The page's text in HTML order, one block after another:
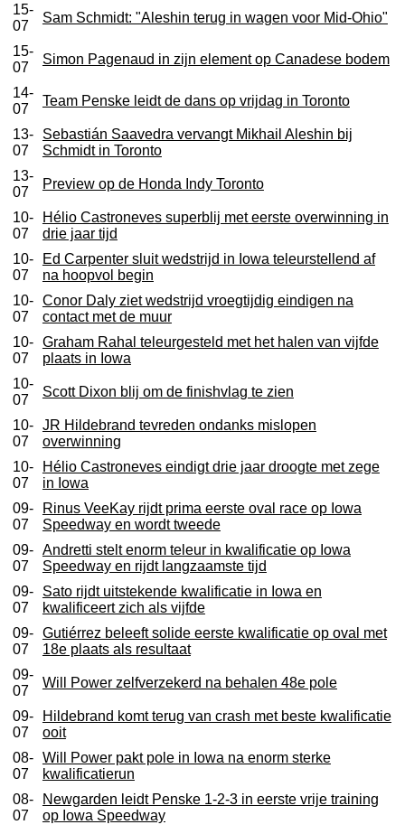
15-
07
Sam Schmidt: "Aleshin terug in wagen voor Mid-Ohio"
15-
07
Simon Pagenaud in zijn element op Canadese bodem
14-
07
Team Penske leidt de dans op vrijdag in Toronto
13-
07
Sebastián Saavedra vervangt Mikhail Aleshin bij
Schmidt in Toronto
13-
07
Preview op de Honda Indy Toronto
10-
07
Hélio Castroneves superblij met eerste overwinning in
drie jaar tijd
10-
07
Ed Carpenter sluit wedstrijd in Iowa teleurstellend af
na hoopvol begin
10-
07
Conor Daly ziet wedstrijd vroegtijdig eindigen na
contact met de muur
10-
07
Graham Rahal teleurgesteld met het halen van vijfde
plaats in Iowa
10-
07
Scott Dixon blij om de finishvlag te zien
10-
07
JR Hildebrand tevreden ondanks mislopen
overwinning
10-
07
Hélio Castroneves eindigt drie jaar droogte met zege
in Iowa
09-
07
Rinus VeeKay rijdt prima eerste oval race op Iowa
Speedway en wordt tweede
09-
07
Andretti stelt enorm teleur in kwalificatie op Iowa
Speedway en rijdt langzaamste tijd
09-
07
Sato rijdt uitstekende kwalificatie in Iowa en
kwalificeert zich als vijfde
09-
07
Gutiérrez beleeft solide eerste kwalificatie op oval met
18e plaats als resultaat
09-
07
Will Power zelfverzekerd na behalen 48e pole
09-
07
Hildebrand komt terug van crash met beste kwalificatie
ooit
08-
07
Will Power pakt pole in Iowa na enorm sterke
kwalificatierun
08-
07
Newgarden leidt Penske 1-2-3 in eerste vrije training
op Iowa Speedway